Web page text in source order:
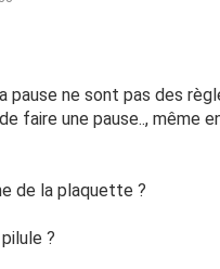
pause ne sont pas des
faire une pause.., même
de la plaquette ?
?